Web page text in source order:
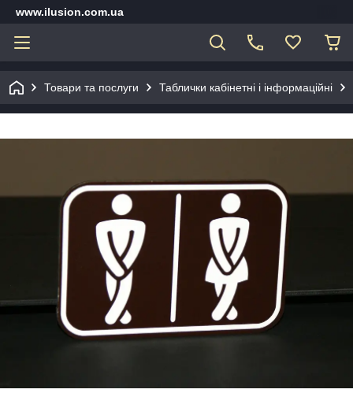
www.ilusion.com.ua
Товари та послуги Таблички кабінетні і інформаційні